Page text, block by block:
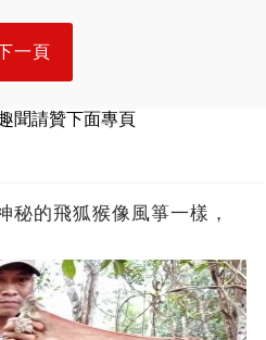
一頁
聞請贊下面專頁
秘的飛狐猴像風箏一樣，